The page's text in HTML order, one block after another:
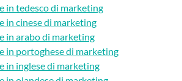
in tedesco di marketing
in cinese di marketing
in arabo di marketing
in portoghese di marketing
in inglese di marketing